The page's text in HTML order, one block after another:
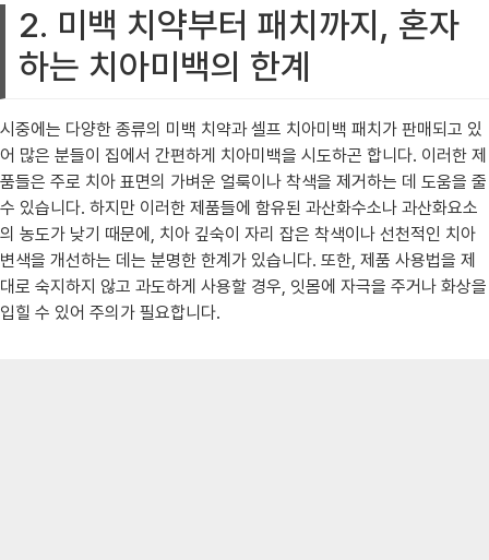
2. 미백 치약부터 패치까지, 혼자
하는 치아미백의 한계
시중에는 다양한 종류의 미백 치약과 셀프 치아미백 패치가 판매되고 있
어 많은 분들이 집에서 간편하게 치아미백을 시도하곤 합니다. 이러한 제
품들은 주로 치아 표면의 가벼운 얼룩이나 착색을 제거하는 데 도움을 줄
수 있습니다. 하지만 이러한 제품들에 함유된 과산화수소나 과산화요소
의 농도가 낮기 때문에, 치아 깊숙이 자리 잡은 착색이나 선천적인 치아
변색을 개선하는 데는 분명한 한계가 있습니다. 또한, 제품 사용법을 제
대로 숙지하지 않고 과도하게 사용할 경우, 잇몸에 자극을 주거나 화상을
입힐 수 있어 주의가 필요합니다.